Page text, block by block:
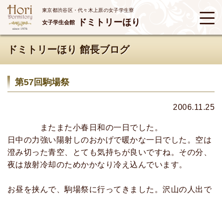
東京都渋谷区・代々木上原の女子学生寮
女子学生会館 ドミトリーほり
ドミトリーほり 館長ブログ
第57回駒場祭
2006.11.25
またまた小春日和の一日でした。
日中の力強い陽射しのおかげで暖かな一日でした。空は
澄み切った青空、とても気持ちが良いですね。その分、
夜は放射冷却のためかかなり冷え込んでいます。
お昼を挟んで、駒場祭に行ってきました。沢山の人出で